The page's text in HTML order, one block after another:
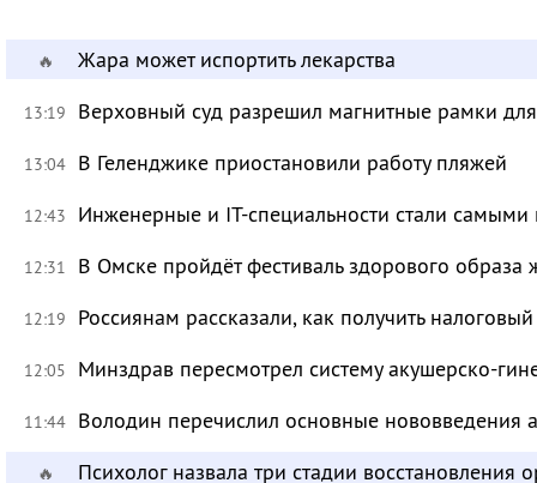
🔥 Жара может испортить лекарства
13:19 Верховный суд разрешил магнитные рамки
13:04 В Геленджике приостановили работу пляжей
12:43 Инженерные и IT-специальности стали
12:31 В Омске пройдёт фестиваль здорового
12:19 Россиянам рассказали, как получить
12:05 Минздрав пересмотрел систему акушерско-
11:44 Володин перечислил основные нововведения
🔥 Психолог назвала три стадии восстановления